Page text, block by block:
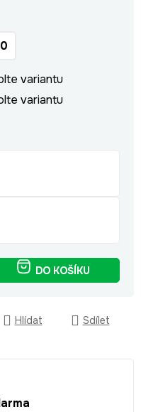
variantu
variantu
DO KOŠÍKU
Hlídat Sdílet